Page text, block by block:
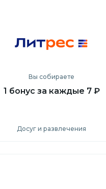
Вы собираете
1 бонус за каждые 7 ₽
Досуг и развлечения